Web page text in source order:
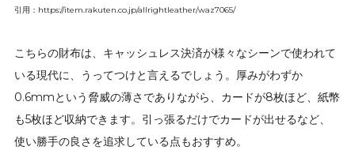
引用：https://item.rakuten.co.jp/allrightleather/waz7065/
こちらの財布は、キャッシュレス決済が様々なシーンで使われて
いる現代に、うってつけと言えるでしょう。厚みがわずか
0.6mmという脅威の薄さでありながら、カードが8枚ほど、紙幣
も5枚ほど収納できます。引っ張るだけでカードが出せるなど、
使い勝手の良さを追求している点もおすすめ。